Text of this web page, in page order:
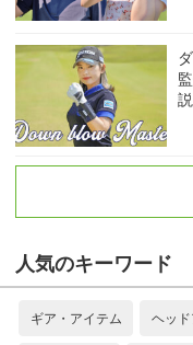
説
人気のキーワード
ギア・アイテム ヘッ